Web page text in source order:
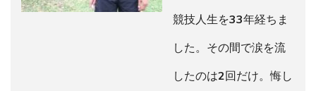
競技人生を33年経ちま
した。その間で涙を流
したのは2回だけ。悔し